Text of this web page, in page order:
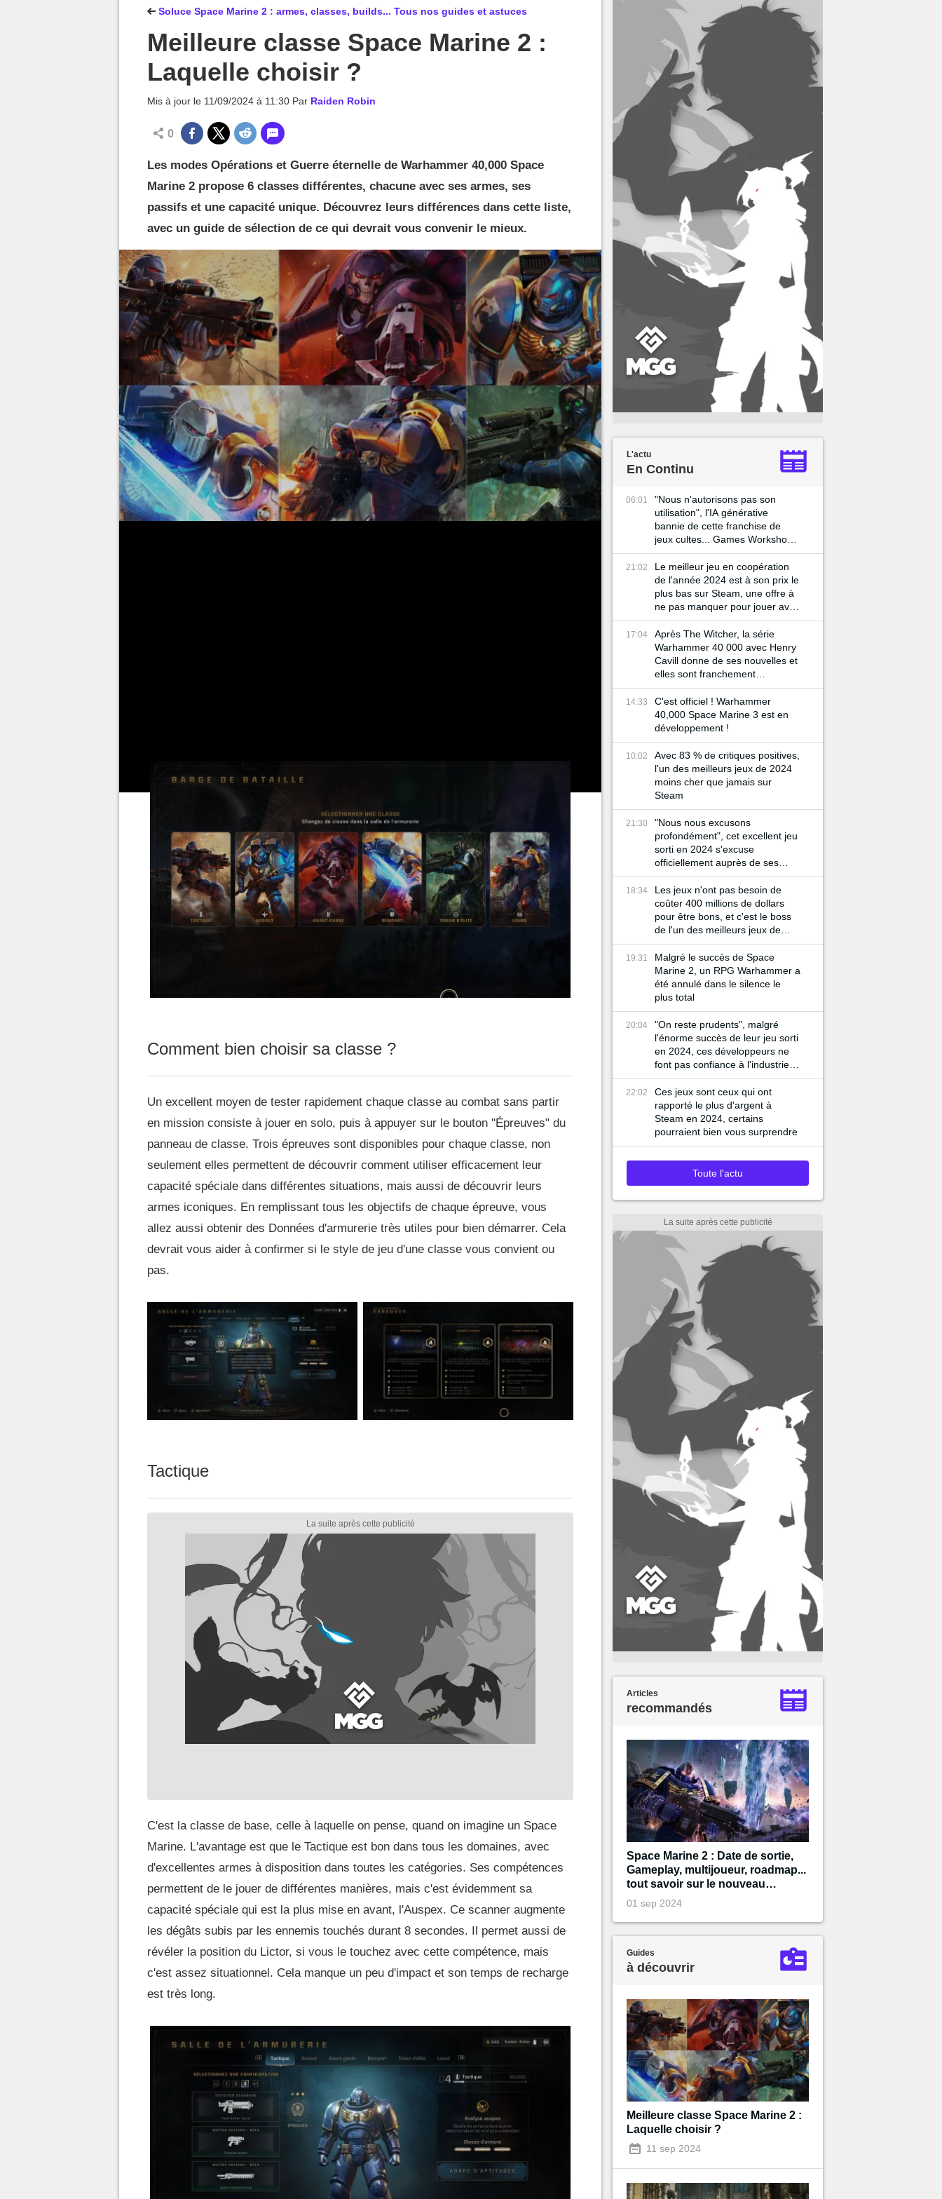
Soluce Space Marine 2 : armes, classes, builds... Tous nos guides et astuces
Meilleure classe Space Marine 2 :
Laquelle choisir ?
Mis à jour le 11/09/2024 à 11:30 Par Raiden Robin
0
Les modes Opérations et Guerre éternelle de Warhammer 40,000 Space
Marine 2 propose 6 classes différentes, chacune avec ses armes, ses
passifs et une capacité unique. Découvrez leurs différences dans cette liste,
avec un guide de sélection de ce qui devrait vous convenir le mieux.
Comment bien choisir sa classe ?
Un excellent moyen de tester rapidement chaque classe au combat sans partir
en mission consiste à jouer en solo, puis à appuyer sur le bouton "Épreuves" du
panneau de classe. Trois épreuves sont disponibles pour chaque classe, non
seulement elles permettent de découvrir comment utiliser efficacement leur
capacité spéciale dans différentes situations, mais aussi de découvrir leurs
armes iconiques. En remplissant tous les objectifs de chaque épreuve, vous
allez aussi obtenir des Données d'armurerie très utiles pour bien démarrer. Cela
devrait vous aider à confirmer si le style de jeu d'une classe vous convient ou
pas.
Tactique
C'est la classe de base, celle à laquelle on pense, quand on imagine un Space
Marine. L'avantage est que le Tactique est bon dans tous les domaines, avec
d'excellentes armes à disposition dans toutes les catégories. Ses compétences
permettent de le jouer de différentes manières, mais c'est évidemment sa
capacité spéciale qui est la plus mise en avant, l'Auspex. Ce scanner augmente
les dégâts subis par les ennemis touchés durant 8 secondes. Il permet aussi de
révéler la position du Lictor, si vous le touchez avec cette compétence, mais
c'est assez situationnel. Cela manque un peu d'impact et son temps de recharge
est très long.
L'actu
En Continu
06:01
"Nous n'autorisons pas son
utilisation", l'IA générative
bannie de cette franchise de
jeux cultes... Games Workshop
part en guerre !
21:02
Le meilleur jeu en coopération
de l'année 2024 est à son prix le
plus bas sur Steam, une offre à
ne pas manquer pour jouer avec
vos amis !
17:04
Après The Witcher, la série
Warhammer 40 000 avec Henry
Cavill donne de ses nouvelles et
elles sont franchement
décevante...
14:33
C'est officiel ! Warhammer
40,000 Space Marine 3 est en
développement !
10:02
Avec 83 % de critiques positives,
l'un des meilleurs jeux de 2024
moins cher que jamais sur
Steam
21:30
"Nous nous excusons
profondément", cet excellent jeu
sorti en 2024 s'excuse
officiellement auprès de ses
joueurs très en colère
18:34
Les jeux n'ont pas besoin de
coûter 400 millions de dollars
pour être bons, et c'est le boss
de l'un des meilleurs jeux de
2024 qui l'affirme
19:31
Malgré le succès de Space
Marine 2, un RPG Warhammer a
été annulé dans le silence le
plus total
20:04
"On reste prudents", malgré
l'énorme succès de leur jeu sorti
en 2024, ces développeurs ne
font pas confiance à l'industrie
du jeu vidéo
22:02
Ces jeux sont ceux qui ont
rapporté le plus d'argent à
Steam en 2024, certains
pourraient bien vous surprendre
Toute l'actu
Articles
recommandés
Space Marine 2 : Date de sortie,
Gameplay, multijoueur, roadmap...
tout savoir sur le nouveau
shooter coopératif Warhammer
40,000
01 sep 2024
Guides
à découvrir
Meilleure classe Space Marine 2 :
Laquelle choisir ?
11 sep 2024